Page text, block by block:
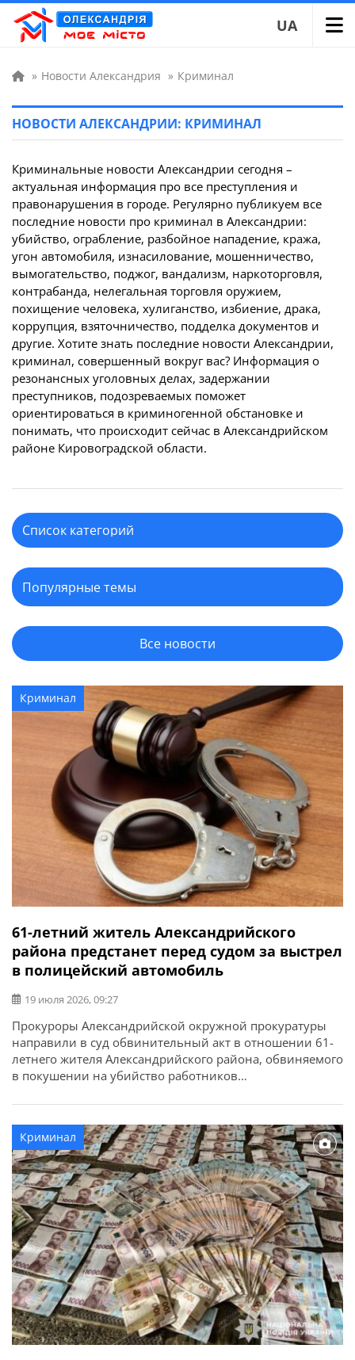
UA
» Новости Александрия » Криминал
НОВОСТИ АЛЕКСАНДРИИ: КРИМИНАЛ
Криминальные новости Александрии сегодня –
актуальная информация про все преступления и
правонарушения в городе. Регулярно публикуем все
последние новости про криминал в Александрии:
убийство, ограбление, разбойное нападение, кража,
угон автомобиля, изнасилование, мошенничество,
вымогательство, поджог, вандализм, наркоторговля,
контрабанда, нелегальная торговля оружием,
похищение человека, хулиганство, избиение, драка,
коррупция, взяточничество, подделка документов и
другие. Хотите знать последние новости Александрии,
криминал, совершенный вокруг вас? Информация о
резонансных уголовных делах, задержании
преступников, подозреваемых поможет
ориентироваться в криминогенной обстановке и
понимать, что происходит сейчас в Александрийском
районе Кировоградской области.
Все новости
Криминал
61-летний житель Александрийского
района предстанет перед судом за выстрел
в полицейский автомобиль
19 июля 2026, 09:27
Прокуроры Александрийской окружной прокуратуры
направили в суд обвинительный акт в отношении 61-
летнего жителя Александрийского района, обвиняемого
в покушении на убийство работников
ими служебных обязанностей (ст. 348 УК Украины). Об
этом сообщает Кировоградская областная прокуратура.
По данным следствия, события произошли вечером 2
апреля 2026 года в одном из сел Онуфриевской […]
Криминал